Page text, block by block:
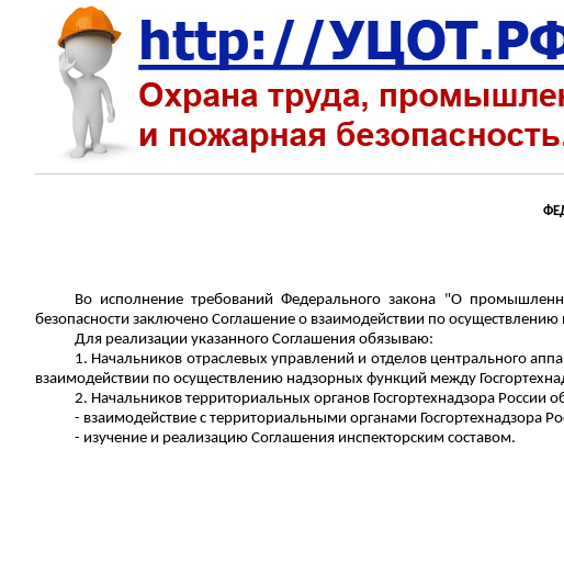
Во исполнение требований Федерального закона "О
безопасности заключено Соглашение о взаимодействии по
Для реализации указанного Соглашения обязываю:
1. Начальников отраслевых управлений и отделов центрального
взаимодействии по осуществлению надзорных функций между
2. Начальников территориальных органов Госгортехнадзора России
- взаимодействие с территориальными органами Госгортехнадзора
- изучение и реализацию Соглашения инспекторским составом.